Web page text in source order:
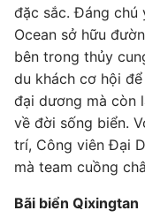
đặc sắc. Đáng chú
Ocean sở hữu
bên trong thủy
du khách cơ hội
đại dương mà còn
về đời sống biển.
trí, Công viên Đại
mà team cuồng
Bãi biển Qixingtan